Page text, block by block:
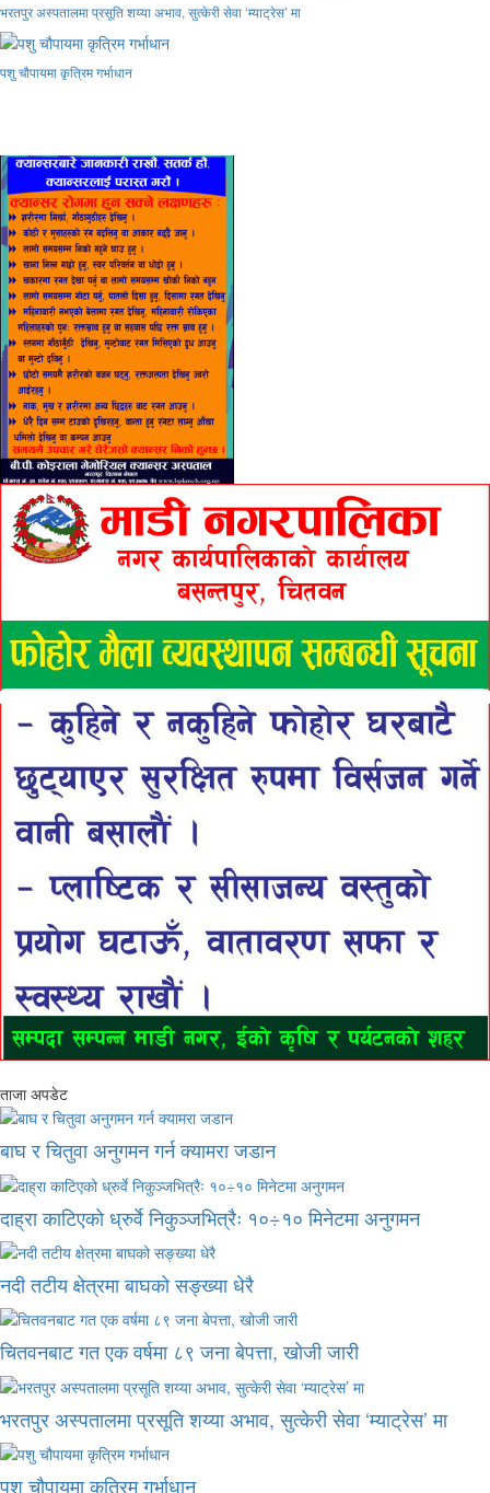
भरतपुर अस्पतालमा प्रसूति शय्या अभाव, सुत्केरी सेवा ‘म्याट्रेस’ मा
पशु चौपायमा कृत्रिम गर्भाधान
ताजा अपडेट
बाघ र चितुवा अनुगमन गर्न क्यामरा जडान
दाह्रा काटिएको ध्रुर्वे निकुञ्जभित्रैः १०÷१० मिनेटमा अनुगमन
नदी तटीय क्षेत्रमा बाघको सङ्ख्या धेरै
चितवनबाट गत एक वर्षमा ८९ जना बेपत्ता, खोजी जारी
भरतपुर अस्पतालमा प्रसूति शय्या अभाव, सुत्केरी सेवा ‘म्याट्रेस’ मा
पशु चौपायमा कृत्रिम गर्भाधान